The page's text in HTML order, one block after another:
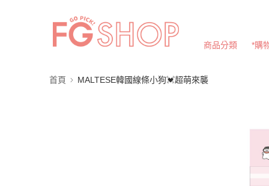
商品分類 *購
首頁 MALTESE韓國線條小狗💓超萌來襲